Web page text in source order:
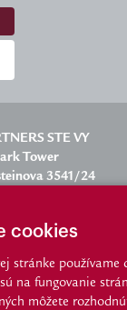
cookies
stránke používame
na fungovanie
môžete
STE VY
Tower
3541/24